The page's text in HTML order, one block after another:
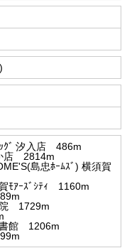
ｯｸﾞ 汐入店 486m
店 2814m
島忠ﾎｰﾑｽﾞ) 横須賀
ﾓｱｰｽﾞｼﾃｨ 1160m
院 1729m
書館 1206m